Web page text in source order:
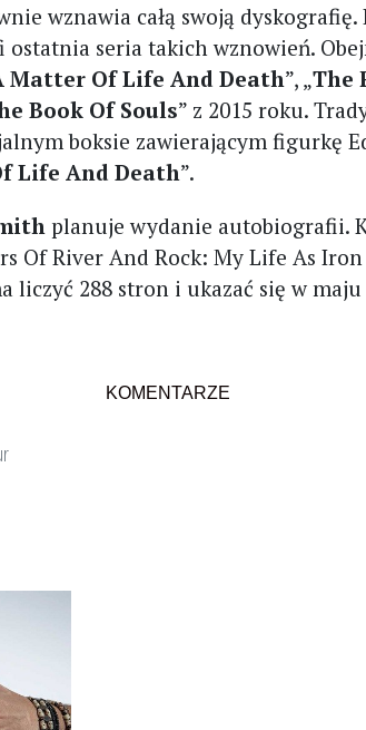
wznawia całą swoją
seria takich wznowień.
Matter Of Life And Death”, „The
Book Of Souls” z 2015 roku.
boksie zawierającym figurkę
Life And Death”.
planuje wydanie autobiografii.
Of River And Rock: My Life As
liczyć 288 stron i ukazać się w
KOMENTARZE